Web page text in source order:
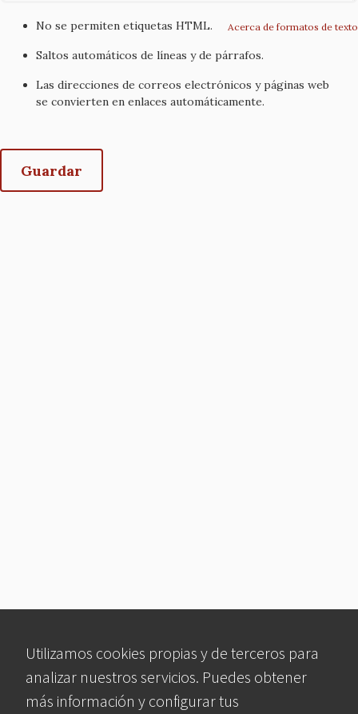
Utilizamos cookies propias y de terceros para
analizar nuestros servicios. Puedes obtener
más información y configurar tus
Acerca de formatos de texto
No se permiten etiquetas HTML.
Saltos automáticos de líneas y de párrafos.
Las direcciones de correos electrónicos y páginas web
se convierten en enlaces automáticamente.